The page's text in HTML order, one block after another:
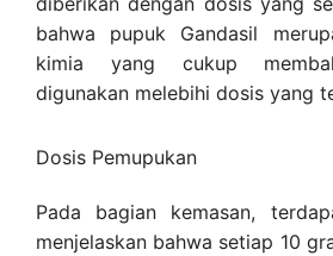
bahwa pupuk Gandasil
kimia yang cukup
digunakan melebihi dosis yang
Dosis Pemupukan
Pada bagian kemasan,
menjelaskan bahwa setiap 10